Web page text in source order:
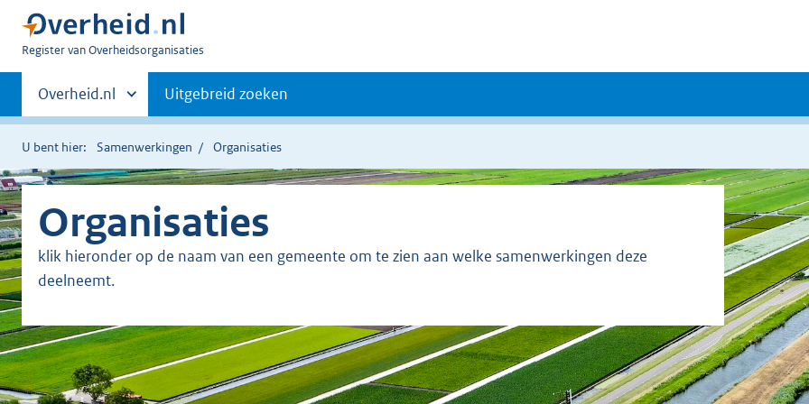
U
Register van Overheidsorganisaties
Primaire
navigatie
Andere
sites
binnen
Overheid.nl Uitgebreid zoeken
U bent hier: Samenwerkingen Organisaties
Organisaties
klik hieronder op de naam van een gemeente om te zien aan welke samenwerkingen deze
deelneemt.